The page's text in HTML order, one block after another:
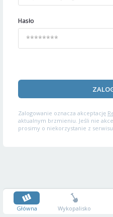
Hasło
Zalogowanie oznacza akceptację
aktualnym brzmieniu. Jeśli nie
prosimy o niekorzystanie z
Główna Wykopalisko